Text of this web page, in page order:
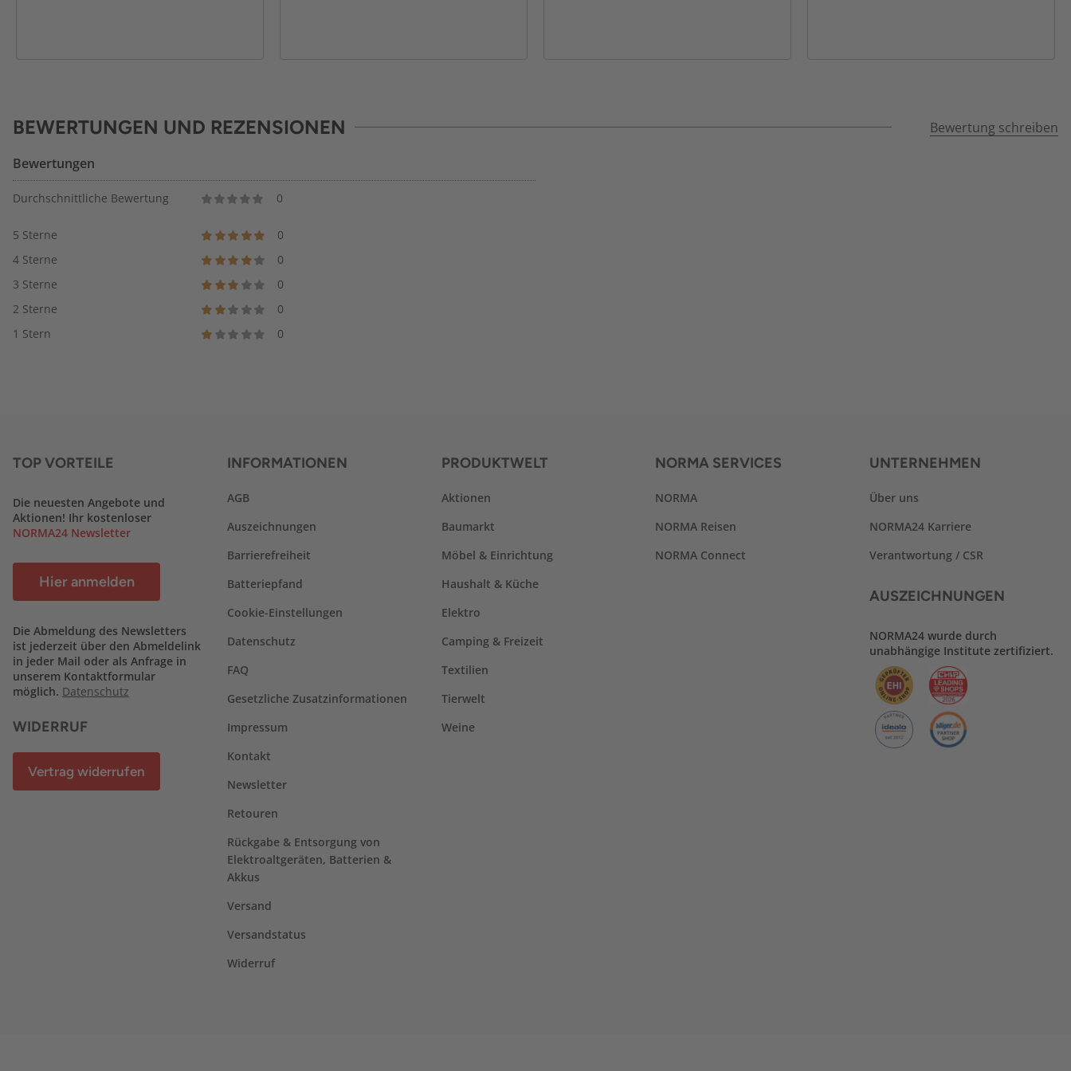
BEWERTUNGEN UND REZENSIONEN Bewertung schreiben
Bewertungen
Durchschnittliche Bewertung 0
5 Sterne
0
4 Sterne
0
3 Sterne
0
2 Sterne
0
1 Stern
0
TOP VORTEILE
Die neuesten Angebote und
Aktionen! Ihr kostenloser
NORMA24 Newsletter
Hier anmelden
Die Abmeldung des Newsletters
ist jederzeit über den Abmeldelink
in jeder Mail oder als Anfrage in
unserem Kontaktformular
möglich. Datenschutz
WIDERRUF
Vertrag widerrufen
INFORMATIONEN
AGB
Auszeichnungen
Barrierefreiheit
Batteriepfand
Cookie-Einstellungen
Datenschutz
FAQ
Gesetzliche Zusatzinformationen
Impressum
Kontakt
Newsletter
Retouren
Rückgabe & Entsorgung von
Elektroaltgeräten, Batterien &
Akkus
Versand
Versandstatus
Widerruf
PRODUKTWELT
Aktionen
Baumarkt
Möbel & Einrichtung
Haushalt & Küche
Elektro
Camping & Freizeit
Textilien
Tierwelt
Weine
NORMA SERVICES
NORMA
NORMA Reisen
NORMA Connect
UNTERNEHMEN
Über uns
NORMA24 Karriere
Verantwortung / CSR
AUSZEICHNUNGEN
NORMA24 wurde durch
unabhängige Institute zertifiziert.